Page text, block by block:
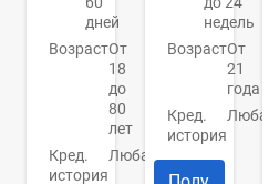
дней
ВозрастОт
18
до
80
лет
Кред.
история
Любая
недель
ВозрастОт
21
года
Кред.
история
Любая